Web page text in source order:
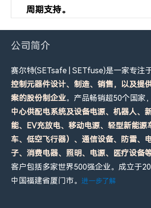
周期支持。
公司简介
赛尔特(SETsafe | SETfuse)是一家专注
控制元器件设计、制造、销售，以及提
案的股份制企业。产品畅销超50个国家
中心供配电系统及设备电源、机器人、
能、EV充放电、移动电源、轻型新能源
车、低空飞行器）、通信设备、防雷、
子、消费电器、照明、电源、医疗设备
客户包括多家世界500强企业。成立于
中国福建省厦门市。进一步了解